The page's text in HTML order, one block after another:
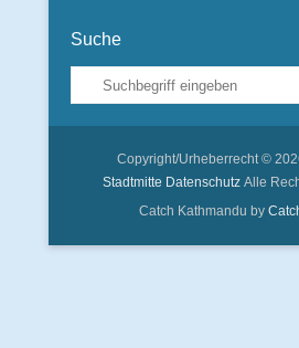
Suche
Suche
Copyright/Urheberrecht ©
Stadtmitte Datenschutz Alle
Catch Kathmandu by